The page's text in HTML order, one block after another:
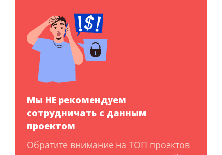
Мы НЕ рекомендуем
сотрудничать с данным
проектом
Обратите внимание на ТОП проектов